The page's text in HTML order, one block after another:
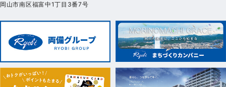
岡山市南区福富中1丁目3番7号